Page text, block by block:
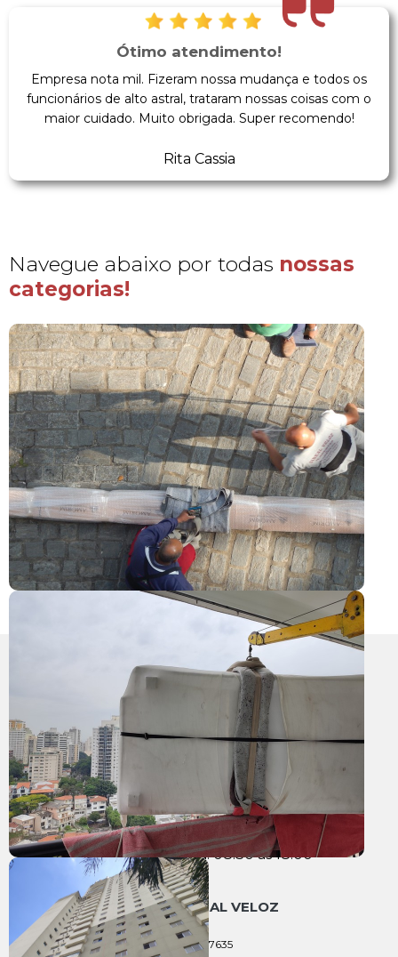
Ótimo atendimento!
Empresa nota mil. Fizeram nossa mudança e todos os
funcionários de alto astral, trataram nossas coisas com o
maior cuidado. Muito obrigada. Super recomendo!
Rita Cassia
Navegue abaixo por todas nossas
categorias!
ENDEREÇO
Rua Cônego Vicente Miguel Marino, 720 - Barra Funda São
Paulo CEP: 01135-020
HORÁRIO DE ATENDIMENTO
Segunda a Sexta: 08:30 às 18:00
CONTATO SIDEAL VELOZ
(11) 3668-7635